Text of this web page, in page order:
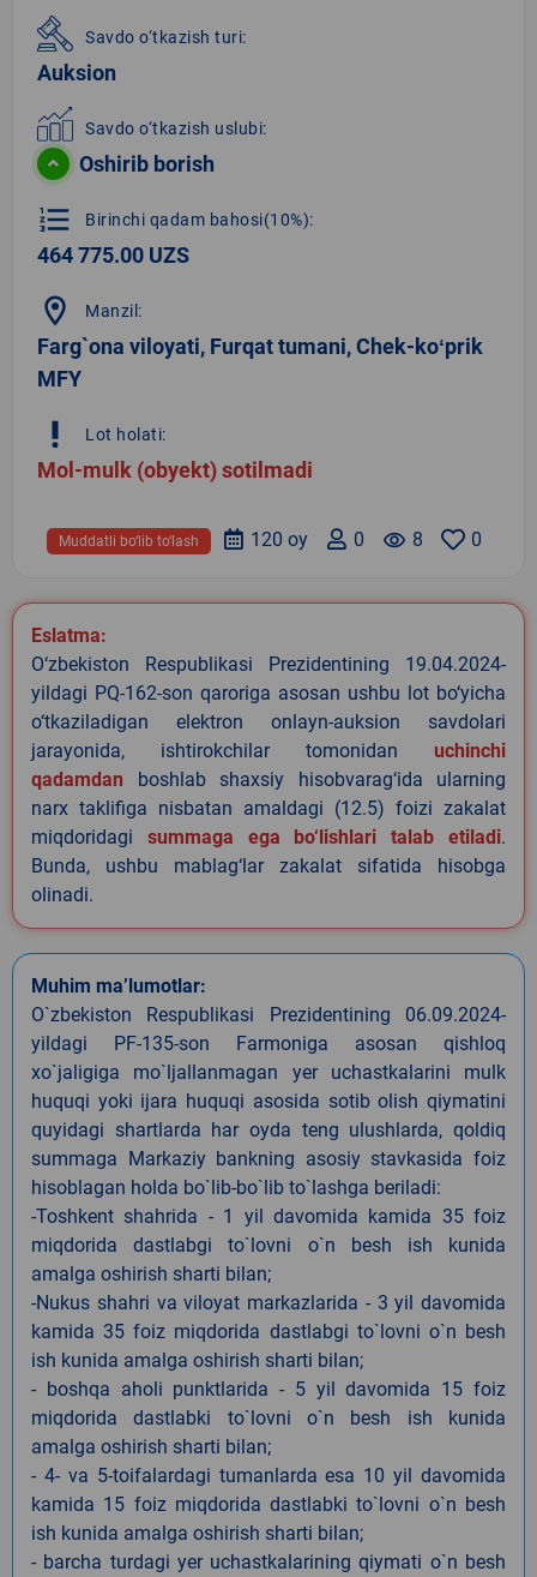
Savdo o‘tkazish turi:
Auksion
Savdo o‘tkazish uslubi:
Oshirib borish
format_list_numbered Birinchi qadam bahosi(10%):
464 775.00 UZS
location_on Manzil:
Farg`ona viloyati, Furqat tumani, Chek-koʻprik
MFY
priority_high Lot holati:
Mol-mulk (obyekt) sotilmadi
0
remove_red_eye 8
0
120 oy
Muddatli bo‘lib to‘lash
Eslatma:
O‘zbekiston Respublikasi Prezidentining 19.04.2024-
yildagi PQ-162-son qaroriga asosan ushbu lot bo‘yicha
o‘tkaziladigan elektron onlayn-auksion savdolari
jarayonida, ishtirokchilar tomonidan uchinchi
qadamdan boshlab shaxsiy hisobvarag‘ida ularning
narx taklifiga nisbatan amaldagi (12.5) foizi zakalat
miqdoridagi summaga ega bo‘lishlari talab etiladi.
Bunda, ushbu mablag‘lar zakalat sifatida hisobga
olinadi.
Muhim ma’lumotlar:
O`zbekiston Respublikasi Prezidentining 06.09.2024-
yildagi PF-135-son Farmoniga asosan qishloq
xo`jaligiga mo`ljallanmagan yer uchastkalarini mulk
huquqi yoki ijara huquqi asosida sotib olish qiymatini
quyidagi shartlarda har oyda teng ulushlarda, qoldiq
summaga Markaziy bankning asosiy stavkasida foiz
hisoblagan holda bo`lib-bo`lib to`lashga beriladi:
-Toshkent shahrida - 1 yil davomida kamida 35 foiz
miqdorida dastlabgi to`lovni o`n besh ish kunida
amalga oshirish sharti bilan;
-Nukus shahri va viloyat markazlarida - 3 yil davomida
kamida 35 foiz miqdorida dastlabgi to`lovni o`n besh
ish kunida amalga oshirish sharti bilan;
- boshqa aholi punktlarida - 5 yil davomida 15 foiz
miqdorida dastlabki to`lovni o`n besh ish kunida
amalga oshirish sharti bilan;
- 4- va 5-toifalardagi tumanlarda esa 10 yil davomida
kamida 15 foiz miqdorida dastlabki to`lovni o`n besh
ish kunida amalga oshirish sharti bilan;
- barcha turdagi yer uchastkalarining qiymati o`n besh